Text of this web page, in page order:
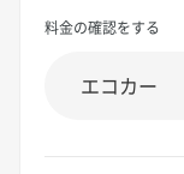
料金の確認をする